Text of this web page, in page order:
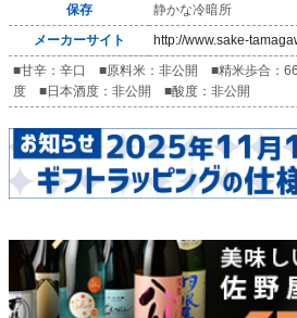
保存
静かな冷暗所
メーカーサイト
http://www.sake-
■甘辛：辛口 ■原料米：非公開 ■精米歩合：
度 ■日本酒度：非公開 ■酸度：非公開